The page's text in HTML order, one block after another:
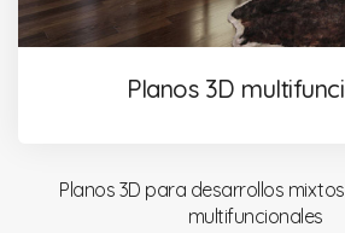
Planos 3D
Planos 3D para desarrollos
multifuncionales